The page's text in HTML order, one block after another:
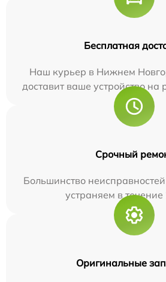
Бесплатная
Наш курьер в Нижнем
доставит ваше устройство на
Срочный
Большинство
устраняем в течение
Оригинальные